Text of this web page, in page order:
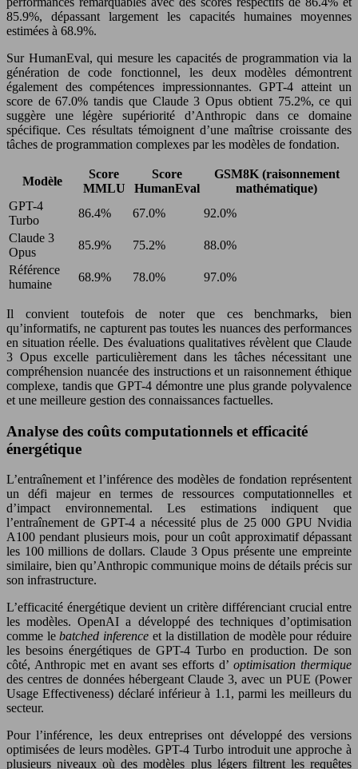
85.9%, dépassant largement les capacités humaines moyennes
estimées à 68.9%.
Sur HumanEval, qui mesure les capacités de programmation via la
génération de code fonctionnel, les deux modèles démontrent
également des compétences impressionnantes. GPT-4 atteint un
score de 67.0% tandis que Claude 3 Opus obtient 75.2%, ce qui
suggère une légère supériorité d’Anthropic dans ce domaine
spécifique. Ces résultats témoignent d’une maîtrise croissante des
tâches de programmation complexes par les modèles de fondation.
Modèle
Score
MMLU
Score
HumanEval
GSM8K (raisonnement
mathématique)
GPT-4
Turbo
86.4% 67.0%
92.0%
Claude 3
Opus
85.9% 75.2%
88.0%
Référence
humaine
68.9% 78.0% 97.0%
Il convient toutefois de noter que ces benchmarks, bien
qu’informatifs, ne capturent pas toutes les nuances des performances
en situation réelle. Des évaluations qualitatives révèlent que Claude
3 Opus excelle particulièrement dans les tâches nécessitant une
compréhension nuancée des instructions et un raisonnement éthique
complexe, tandis que GPT-4 démontre une plus grande polyvalence
et une meilleure gestion des connaissances factuelles.
Analyse des coûts computationnels et efficacité
énergétique
L’entraînement et l’inférence des modèles de fondation représentent
un défi majeur en termes de ressources computationnelles et
d’impact environnemental. Les estimations indiquent que
l’entraînement de GPT-4 a nécessité plus de 25 000 GPU Nvidia
A100 pendant plusieurs mois, pour un coût approximatif dépassant
les 100 millions de dollars. Claude 3 Opus présente une empreinte
similaire, bien qu’Anthropic communique moins de détails précis sur
son infrastructure.
L’efficacité énergétique devient un critère différenciant crucial entre
les modèles. OpenAI a développé des techniques d’optimisation
comme lebatched inference et la distillation de modèle pour réduire
les besoins énergétiques de GPT-4 Turbo en production. De son
côté, Anthropic met en avant ses efforts d’ optimisation thermique
des centres de données hébergeant Claude 3, avec un PUE (Power
Usage Effectiveness) déclaré inférieur à 1.1, parmi les meilleurs du
secteur.
Pour l’inférence, les deux entreprises ont développé des versions
optimisées de leurs modèles. GPT-4 Turbo introduit une approche à
plusieurs niveaux où des modèles plus légers filtrent les requêtes